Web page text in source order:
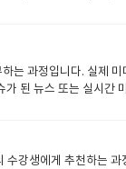
또는 Pre
구사할 수 있는 수강
급자를 위한 회화교
수 있는 표현, 어휘
로) 숙제) ● 오늘 배운
리 읽어보고 모르는
됩니다. ​ 레슨 1 을 보
는 과정입니다. 실제
된 뉴스 또는 실시간
) 데일리뉴스&이슈영
향상● 일주일에 한번
생에게 추천하는 과